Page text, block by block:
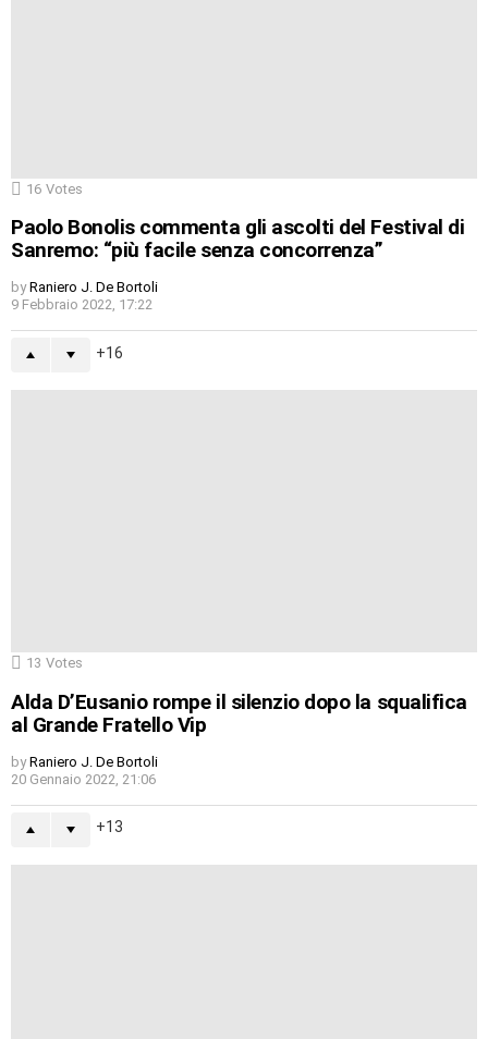
16 Votes
Paolo Bonolis commenta gli ascolti del Festival di
Sanremo: “più facile senza concorrenza”
by Raniero J. De Bortoli
9 Febbraio 2022, 17:22
16
13 Votes
Alda D’Eusanio rompe il silenzio dopo la squalifica
al Grande Fratello Vip
by Raniero J. De Bortoli
20 Gennaio 2022, 21:06
13